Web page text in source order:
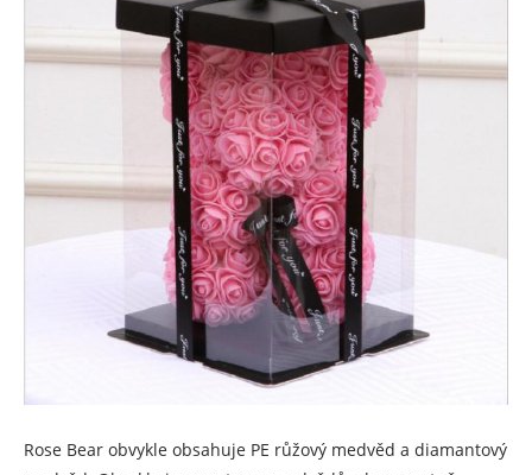
Rose Bear obvykle obsahuje PE růžový medvěd a diamantový